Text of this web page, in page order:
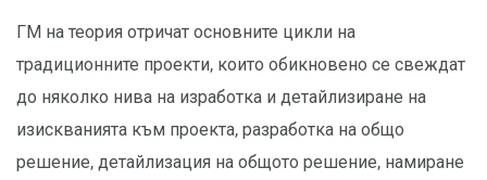
ГМ на теория отричат основните цикли на
традиционните проекти, които обикновено се свеждат
до няколко нива на изработка и детайлизиране на
изискванията към проекта, разработка на общо
решение, детайлизация на общото решение, намиране